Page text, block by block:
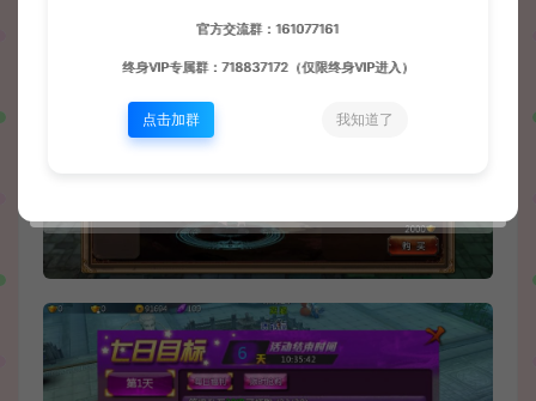
官方交流群：161077161
终身VIP专属群：718837172（仅限终身VIP进入）
点击加群 我知道了